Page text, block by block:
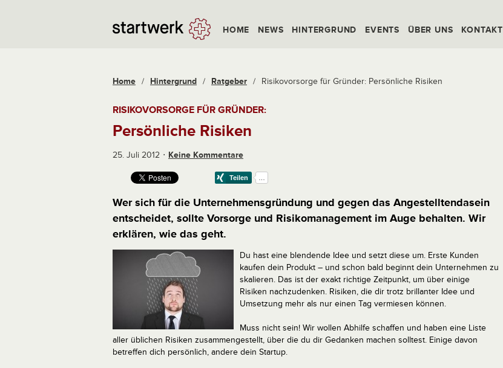
HOME NEWS HINTERGRUND EVENTS ÜBER UNS KONTAKT
Home / Hintergrund / Ratgeber / Risikovorsorge für Gründer: Persönliche Risiken
RISIKOVORSORGE FÜR GRÜNDER:
Persönliche Risiken
25. Juli 2012 Keine Kommentare
Wer sich für die Unternehmensgründung und gegen das Angestelltendasein
entscheidet, sollte Vorsorge und Risikomanagement im Auge behalten. Wir
erklären, wie das geht.
Du hast eine blendende Idee und setzt diese um. Erste Kunden
kaufen dein Produkt – und schon bald beginnt dein Unternehmen zu
skalieren. Das ist der exakt richtige Zeitpunkt, um über einige
Risiken nachzudenken. Risiken, die dir trotz brillanter Idee und
Umsetzung mehr als nur einen Tag vermiesen können.
Muss nicht sein! Wir wollen Abhilfe schaffen und haben eine Liste
aller üblichen Risiken zusammengestellt, über die du dir Gedanken machen solltest. Einige davon
betreffen dich persönlich, andere dein Startup.